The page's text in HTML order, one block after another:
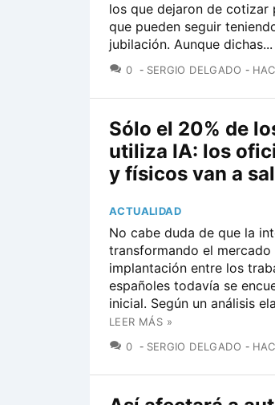
los que dejaron de
que pueden seguir
jubilación. Aunque dichas...
0 COMENTARIOS
SERGIO DELGADO
Sólo el 20% de
utiliza IA: los
y físicos van a
ACTUALIDAD
No cabe duda de que la
transformando el mercado
implantación entre los
españoles todavía se
inicial. Según un análisis
LEER MÁS »
0 COMENTARIOS
SERGIO DELGADO